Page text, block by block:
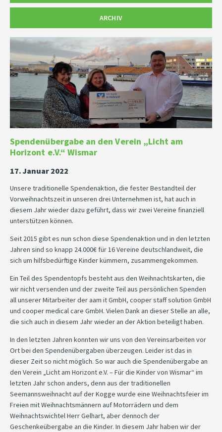
ARCHIV
Spendenübergabe an den Verein „Licht am
Horizont e.V.“ Wismar
17. Januar 2022
Unsere traditionelle Spendenaktion, die fester Bestandteil der
Vorweihnachtszeit in unseren drei Unternehmen ist, hat auch in
diesem Jahr wieder dazu geführt, dass wir zwei Vereine finanziell
unterstützen können.
Seit 2015 gibt es nun schon diese Spendenaktion und in den letzten
Jahren sind so knapp 24.000€ für 16 Vereine deutschlandweit, die
sich um hilfsbedürftige Kinder kümmern, zusammengekommen.
Ein Teil des Spendentopfs besteht aus den Weihnachtskarten, die
wir nicht versenden und der zweite Teil aus persönlichen Spenden
all unserer Mitarbeiter der aam it GmbH, cooper staff solution GmbH
und cooper medical care GmbH. Vielen Dank an dieser Stelle an alle,
die sich auch in diesem Jahr wieder an der Aktion beteiligt haben.
In den letzten Jahren konnten wir uns von den Vereinsarbeiten vor
Ort bei den Spendenübergaben überzeugen. Leider ist das in
dieser Zeit so nicht möglich. So war auch die Spendenübergabe an
den Verein „Licht am Horizont e.V. – Für die Kinder von Wismar“ im
letzten Jahr schon anders, denn aus der traditionellen
Seemannsweihnacht auf der Kogge wurde eine Weihnachtsfeier im
Freien mit Weihnachtsmännern auf Motorrädern und dem
Weihnachtswichtel Herr Gelhart, aber dennoch der
Geschenkeübergabe an die Kinder. In diesem Jahr haben wir der